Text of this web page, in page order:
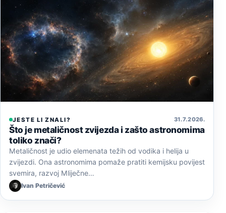
JESTE LI ZNALI? 31. 7. 2026.
Što je metaličnost zvijezda i zašto astronomima
toliko znači?
Metaličnost je udio elemenata težih od vodika i helija u
zvijezdi. Ona astronomima pomaže pratiti kemijsku povijest
svemira, razvoj Mliječne…
Ivan Petričević